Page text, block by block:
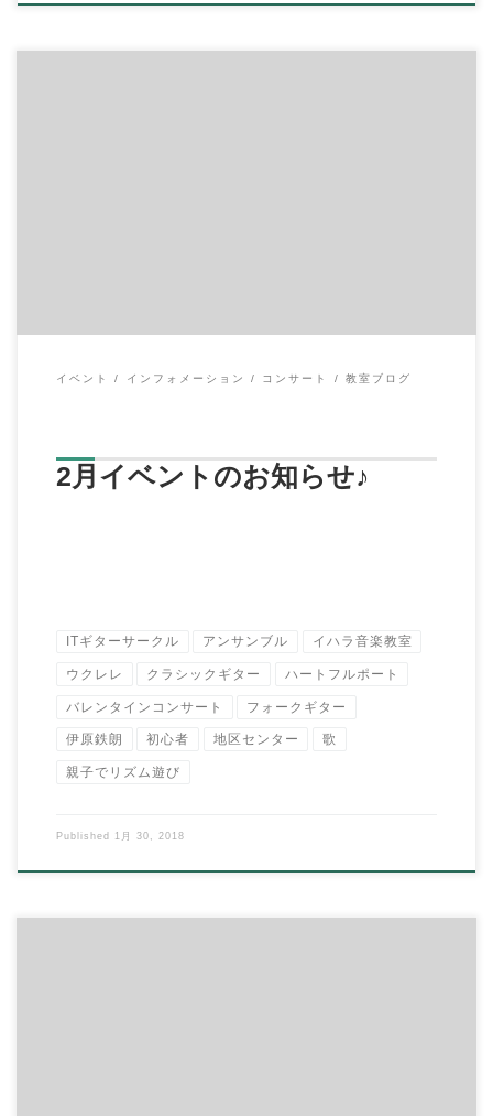
イベント インフォメーション コンサート 教室ブログ
2月イベントのお知らせ♪
ITギターサークル アンサンブル イハラ音楽教室
ウクレレ クラシックギター ハートフルポート
バレンタインコンサート フォークギター
伊原鉄朗 初心者 地区センター 歌
親子でリズム遊び
Published 1月 30, 2018